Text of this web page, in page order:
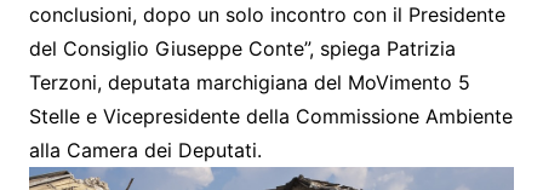
conclusioni, dopo un solo incontro con il Presidente
del Consiglio Giuseppe Conte”, spiega Patrizia
Terzoni, deputata marchigiana del MoVimento 5
Stelle e Vicepresidente della Commissione Ambiente
alla Camera dei Deputati.